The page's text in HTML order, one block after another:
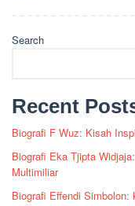
Search
Recent
Biografi F Wuz: Kisah
Biografi Eka Tjipta
Multimiliar
Biografi Effendi Simbolon: